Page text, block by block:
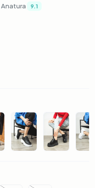
Anatura 9.1